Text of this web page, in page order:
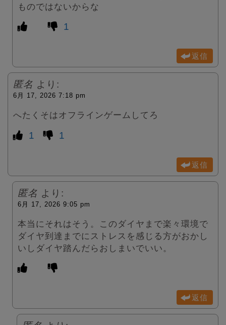
ものではないからな
1
返信
匿名 より:
6月 17, 2026 7:18 pm
へたくそはオフラインゲームしてろ
1 1
返信
匿名 より:
6月 17, 2026 9:05 pm
本当にそれはそう。このダイヤまで楽々環境で
ダイヤ到達までにストレスを感じる方がおかし
いしダイヤ踏んだらおしまいでいい。
返信